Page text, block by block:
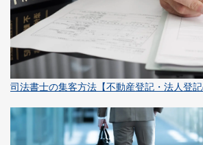
司法書士の集客方法【不動産登記・法人登記